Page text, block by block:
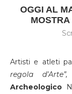
OGGI AL
MOSTRA
Artisti e atleti
regola d’Arte”,
Archeologico